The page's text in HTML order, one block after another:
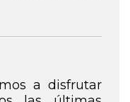
a disfrutar